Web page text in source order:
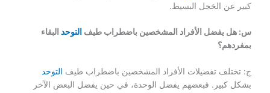
كبير عن الخجل البسيط.
س: هل يفضل الأفراد المشخصين باضطراب طيف التوحد البقاء
بمفردهم؟
ج: تختلف تفضيلات الأفراد المشخصين باضطراب طيف التوحد
بشكل كبير. فبعضهم يفضل الوحدة، في حين يفضل البعض الآخر